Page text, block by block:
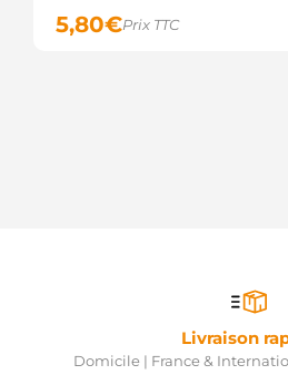
5,80€Prix TTC
Livraison
Domicile | France &